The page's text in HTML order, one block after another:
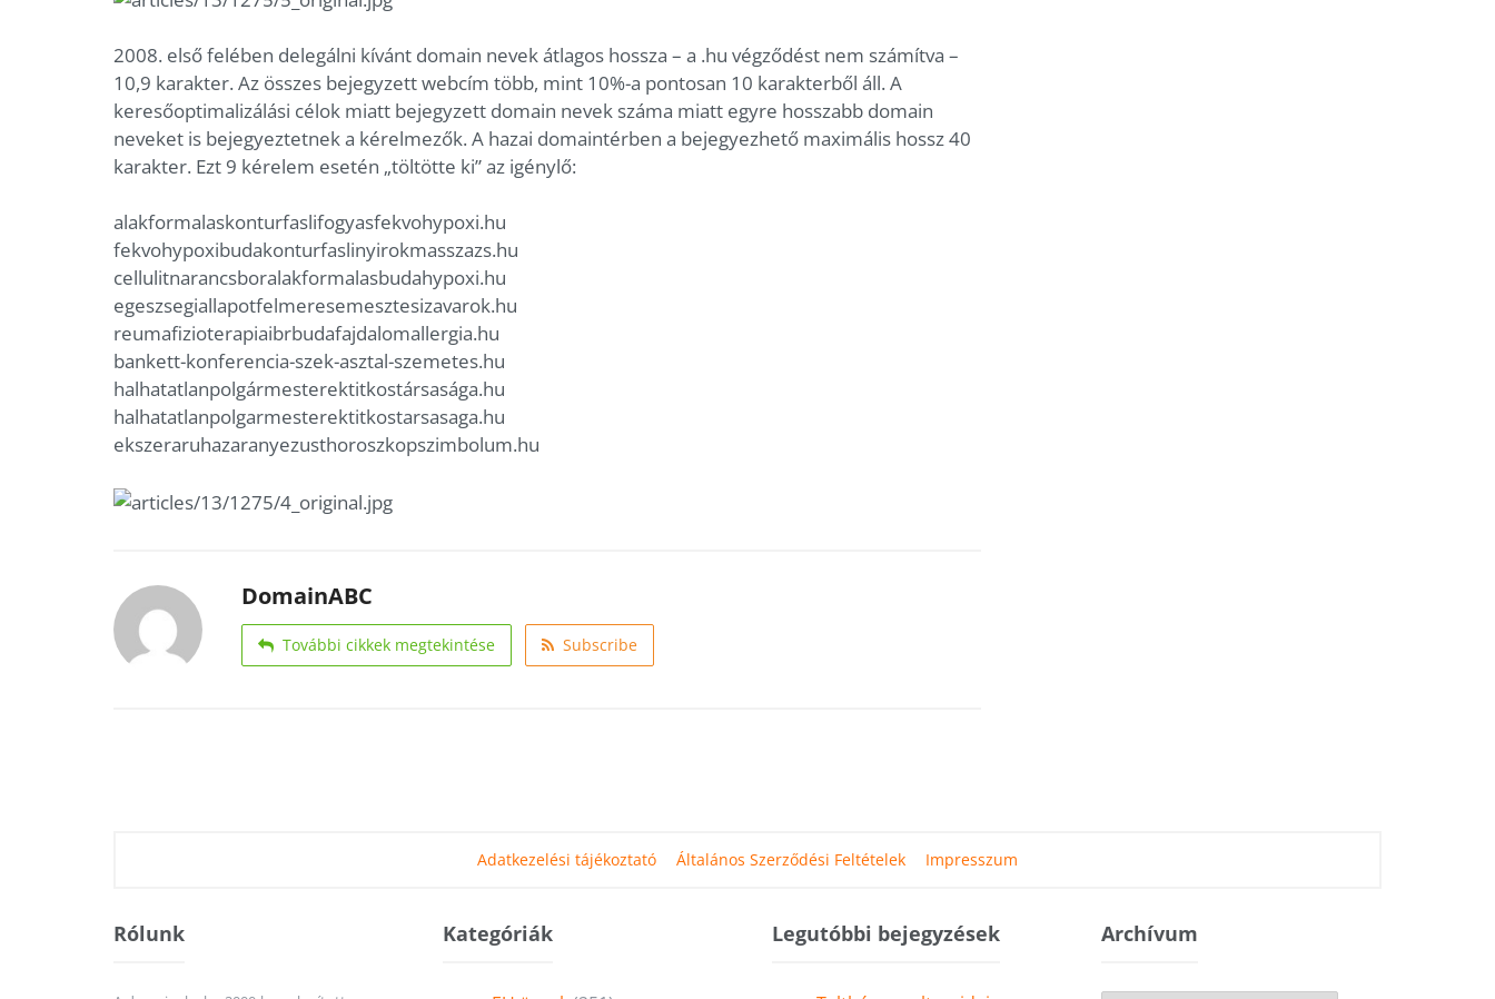
2008. első felében delegálni kívánt domain nevek átlagos hossza – a .hu végződést nem számítva –
10,9 karakter. Az összes bejegyzett webcím több, mint 10%-a pontosan 10 karakterből áll. A
keresőoptimalizálási célok miatt bejegyzett domain nevek száma miatt egyre hosszabb domain
neveket is bejegyeztetnek a kérelmezők. A hazai domaintérben a bejegyezhető maximális hossz 40
karakter. Ezt 9 kérelem esetén „töltötte ki” az igénylő:
alakformalaskonturfaslifogyasfekvohypoxi.hu
fekvohypoxibudakonturfaslinyirokmasszazs.hu
cellulitnarancsboralakformalasbudahypoxi.hu
egeszsegiallapotfelmeresemesztesizavarok.hu
reumafizioterapiaibrbudafajdalomallergia.hu
bankett-konferencia-szek-asztal-szemetes.hu
halhatatlanpolgármesterektitkostársasága.hu
halhatatlanpolgarmesterektitkostarsasaga.hu
ekszeraruhazaranyezusthoroszkopszimbolum.hu
DomainABC
További cikkek megtekintése Subscribe
Adatkezelési tájékoztató Általános Szerződési Feltételek Impresszum
Rólunk Kategóriák Legutóbbi bejegyzések ArchívumArchívum